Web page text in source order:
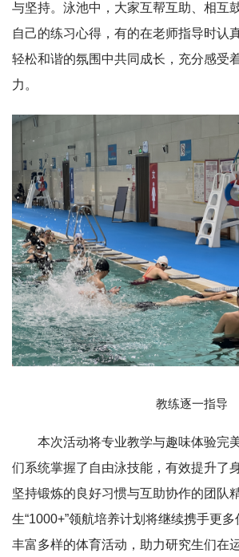
与坚持。泳池中，大家互帮互助、相互
自己的练习心得，有的在老师指导时认
轻松和谐的氛围中共同成长，充分感受
力。
教练逐一指导
本次活动将专业教学与趣味体验完
们系统掌握了自由泳技能，有效提升了
坚持锻炼的良好习惯与互助协作的团队
生“1000+”领航培养计划将继续携手更
丰富多样的体育活动，助力研究生们在